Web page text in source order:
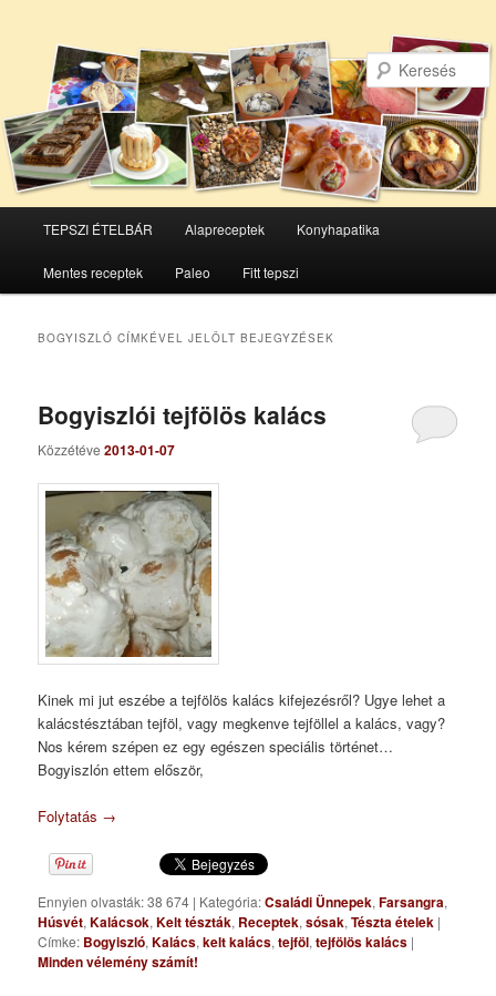
Tovább
az
elsődleges
Tovább
a
másodlagos
TEPSZI ÉTELBÁR Alapreceptek Konyhapatika
Mentes receptek Paleo Fitt tepszi
BOGYISZLÓ CÍMKÉVEL JELÖLT BEJEGYZÉSEK
Bogyiszlói tejfölös kalács
Közzétéve2013-01-07
Kinek mi jut eszébe a tejfölös kalács kifejezésről? Ugye lehet a
kalácstésztában tejföl, vagy megkenve tejföllel a kalács, vagy?
Nos kérem szépen ez egy egészen speciális történet…
Bogyiszlón ettem először,
Folytatás →
Ennyien olvasták: 38 674 | Kategória:Családi Ünnepek,Farsangra,
Húsvét,Kalácsok,Kelt tészták, Receptek,sósak,Tészta ételek |
Címke: Bogyiszló,Kalács,kelt kalács,tejföl,tejfölös kalács |
Minden vélemény számít!